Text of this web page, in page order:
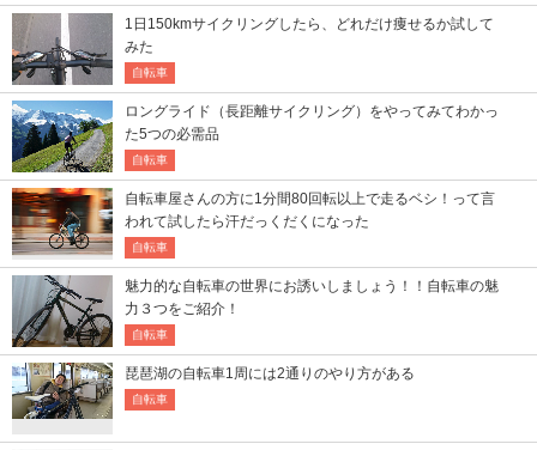
1日150kmサイクリングしたら、どれだけ痩せるか試して
みた
自転車
ロングライド（長距離サイクリング）をやってみてわかっ
た5つの必需品
自転車
自転車屋さんの方に1分間80回転以上で走るベシ！って言
われて試したら汗だっくだくになった
自転車
魅力的な自転車の世界にお誘いしましょう！！自転車の魅
力３つをご紹介！
自転車
琵琶湖の自転車1周には2通りのやり方がある
自転車